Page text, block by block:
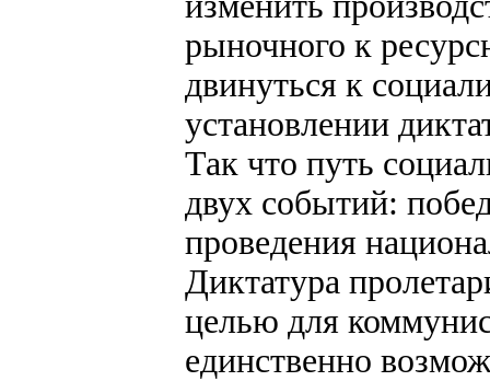
рыночного к
двинуться к
установлении
Так что путь
двух событий:
проведения
Диктатура
целью для
единственно